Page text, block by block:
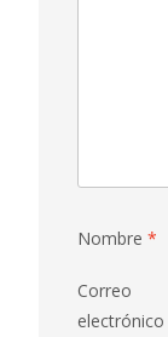
Nombre *
Correo
electrónico